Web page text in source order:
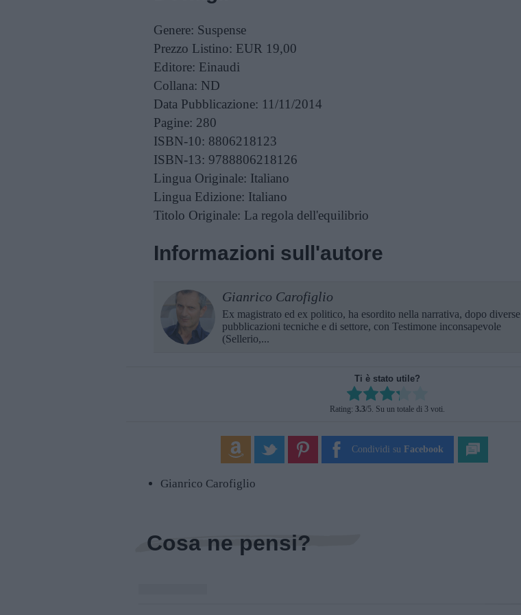
Genere: Suspense
Prezzo Listino: EUR 19,00
Editore: Einaudi
Collana: ND
Data Pubblicazione: 11/11/2014
Pagine: 280
ISBN-10: 8806218123
ISBN-13: 9788806218126
Lingua Originale: Italiano
Lingua Edizione: Italiano
Titolo Originale: La regola dell'equilibrio
Informazioni sull'autore
Gianrico Carofiglio
Ex magistrato ed ex politico, ha esordito nella narrativa, dopo diverse
pubblicazioni tecniche e di settore, con Testimone inconsapevole
(Sellerio,...
Ti è stato utile?
Rate this item:
SUBMIT RATING
Rating: 3.3/5. Su un totale di 3 voti.
Condividi su Facebook
Gianrico Carofiglio
Cosa ne pensi?